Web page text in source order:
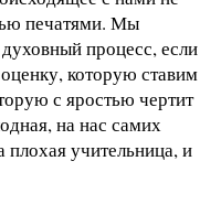
печатями. Мы
процесс, если
которую ставим
с яростью чертит
на нас самих
учительница, и